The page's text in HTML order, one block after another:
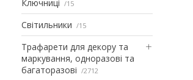
Ключниці 15
Світильники 15
Трафарети для декору та
маркування, одноразові та
багаторазові
2712